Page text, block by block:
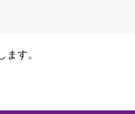
す。